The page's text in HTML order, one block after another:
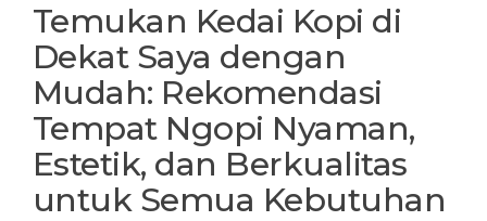
Temukan Kedai Kopi di
Dekat Saya dengan
Mudah: Rekomendasi
Tempat Ngopi Nyaman,
Estetik, dan Berkualitas
untuk Semua Kebutuhan